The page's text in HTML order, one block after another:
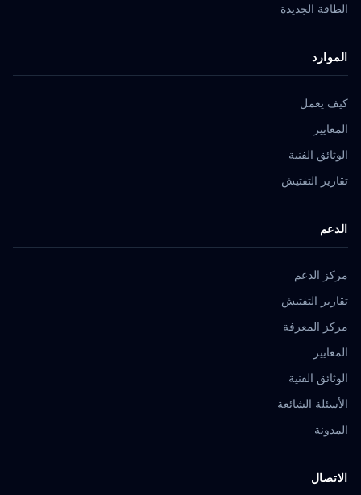
الطاقة الجديدة
الموارد
كيف يعمل
المعايير
الوثائق الفنية
تقارير التفتيش
الدعم
مركز الدعم
تقارير التفتيش
مركز المعرفة
المعايير
الوثائق الفنية
الأسئلة الشائعة
المدونة
الاتصال